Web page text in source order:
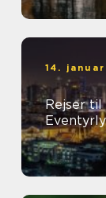
14.
Rejser til